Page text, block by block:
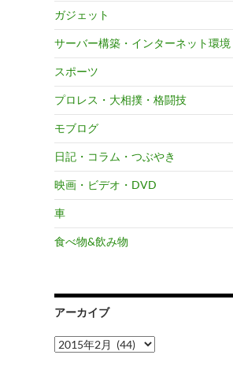
ガジェット
サーバー構築・インターネット環境
スポーツ
プロレス・大相撲・格闘技
モブログ
日記・コラム・つぶやき
映画・ビデオ・DVD
車
食べ物&飲み物
アーカイブ
ア
ー